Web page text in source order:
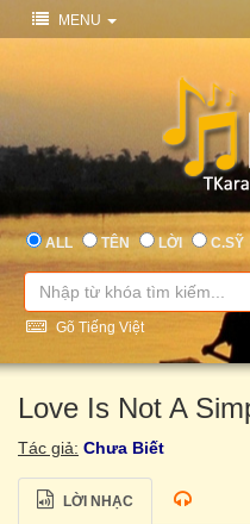
MENU
ALL TÊN LỜI C.SỸ
Gõ Tiếng Việt
Love Is Not A
Tác giả: Chưa Biết
LỜI NHẠC